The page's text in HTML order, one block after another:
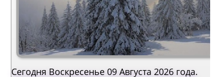
Сегодня Воскресенье 09 Августа 2026 года.